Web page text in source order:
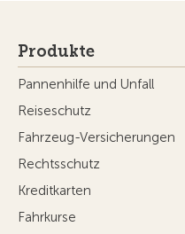
Produkte
Pannenhilfe und Unfall
Reiseschutz
Fahrzeug-Versicherungen
Rechtsschutz
Kreditkarten
Fahrkurse